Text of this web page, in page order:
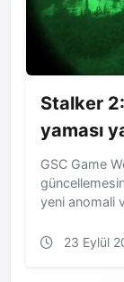
Stalker
yaması
GSC Game
yeni anomali
23 Eylül